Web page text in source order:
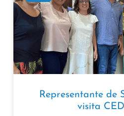
Representante de
visita